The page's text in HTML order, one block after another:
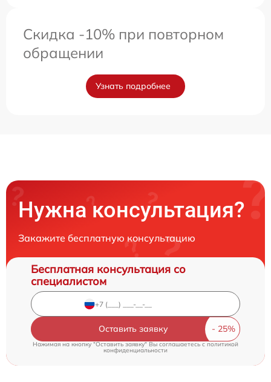
Скидка -10% при повторном
обращении
Узнать подробнее
Нужна консультация?
Закажите бесплатную консультацию
Бесплатная консультация со
специалистом
Оставить заявку
Нажимая на кнопку "Оставить заявку" Вы соглашаетесь c политикой
конфиденциальности